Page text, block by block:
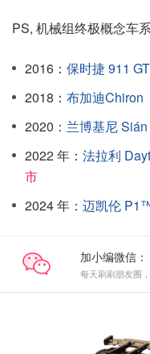
PS, 机械组终极概念车
2016： 保时捷 911
2018： 布加迪Chiron
2020： 兰博基尼
2022 年： 法拉利
市
2024 年： 迈凯伦
加小编微信：
每天刷刷朋友圈